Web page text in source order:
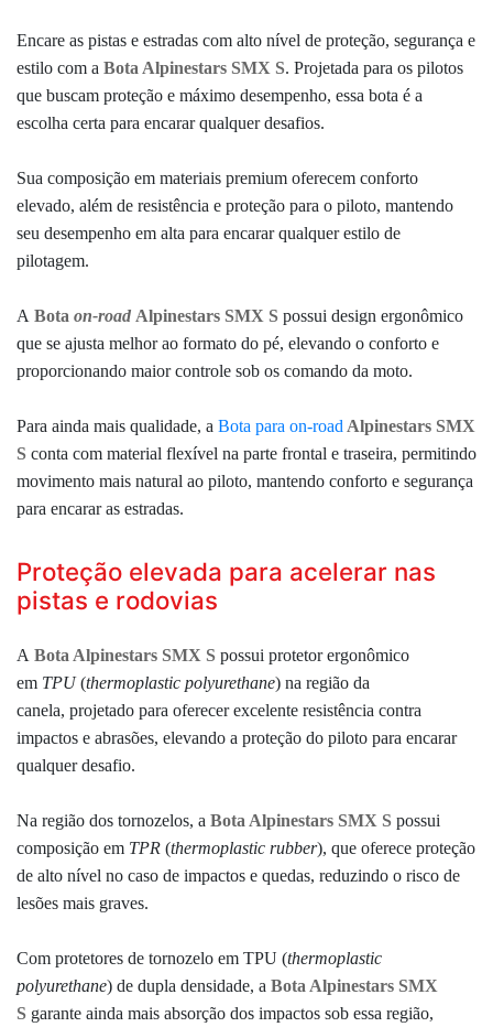
Encare as pistas e estradas com alto nível de proteção, segurança e
estilo com a Bota Alpinestars SMX S. Projetada para os pilotos
que buscam proteção e máximo desempenho, essa bota é a
escolha certa para encarar qualquer desafios.
Sua composição em materiais premium oferecem conforto
elevado, além de resistência e proteção para o piloto, mantendo
seu desempenho em alta para encarar qualquer estilo de
pilotagem.
A Bota on-road Alpinestars SMX S possui design ergonômico
que se ajusta melhor ao formato do pé, elevando o conforto e
proporcionando maior controle sob os comando da moto.
Para ainda mais qualidade, a Bota para on-road Alpinestars SMX
S conta com material flexível na parte frontal e traseira, permitindo
movimento mais natural ao piloto, mantendo conforto e segurança
para encarar as estradas.
Proteção elevada para acelerar nas
pistas e rodovias
A Bota Alpinestars SMX S possui protetor ergonômico
em TPU(thermoplastic polyurethane) na região da
canela, projetado para oferecer excelente resistência contra
impactos e abrasões, elevando a proteção do piloto para encarar
qualquer desafio.
Na região dos tornozelos, a Bota Alpinestars SMX S possui
composição em TPR (thermoplastic rubber), que oferece proteção
de alto nível no caso de impactos e quedas, reduzindo o risco de
lesões mais graves.
Com protetores de tornozelo em TPU (thermoplastic
polyurethane) de dupla densidade, a Bota Alpinestars SMX
S garante ainda mais absorção dos impactos sob essa região,